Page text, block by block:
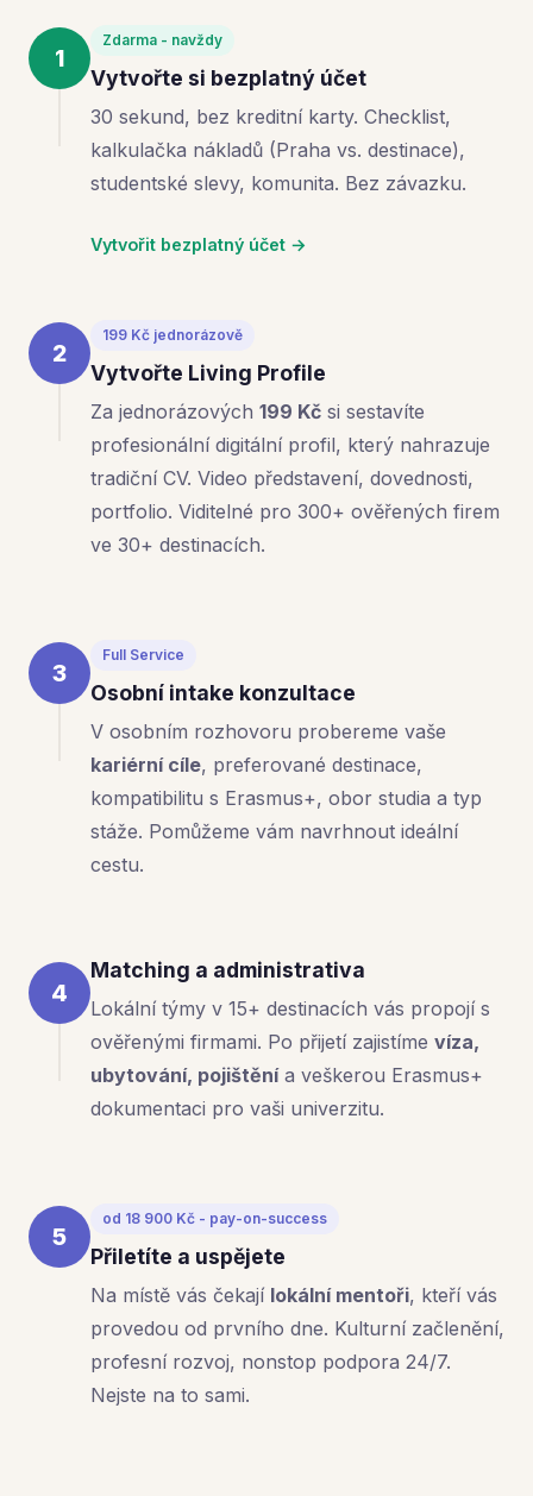
1
Zdarma - navždy
Vytvořte si bezplatný účet
30 sekund, bez kreditní karty. Checklist,
kalkulačka nákladů (Praha vs. destinace),
studentské slevy, komunita. Bez závazku.
Vytvořit bezplatný účet →
2
199 Kč jednorázově
Vytvořte Living Profile
Za jednorázových 199 Kč si sestavíte
profesionální digitální profil, který nahrazuje
tradiční CV. Video představení, dovednosti,
portfolio. Viditelné pro 300+ ověřených firem
ve 30+ destinacích.
3
Full Service
Osobní intake konzultace
V osobním rozhovoru probereme vaše
kariérní cíle, preferované destinace,
kompatibilitu s Erasmus+, obor studia a typ
stáže. Pomůžeme vám navrhnout ideální
cestu.
4
Matching a administrativa
Lokální týmy v 15+ destinacích vás propojí s
ověřenými firmami. Po přijetí zajistíme víza,
ubytování, pojištěnía veškerou Erasmus+
dokumentaci pro vaši univerzitu.
5
od 18 900 Kč - pay-on-success
Přiletíte a uspějete
Na místě vás čekají lokální mentoři, kteří vás
provedou od prvního dne. Kulturní začlenění,
profesní rozvoj, nonstop podpora 24/7.
Nejste na to sami.